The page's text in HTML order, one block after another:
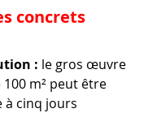
concrets
: le gros œuvre
m² peut être
à cinq jours